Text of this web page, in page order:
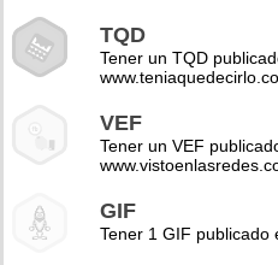
TQD
Tener un TQD
VEF
Tener un VEF
GIF
Tener 1 GIF publicado